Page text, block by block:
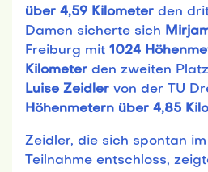
über 4,59 Kilometer den
Damen sicherte sich
Freiburg mit 1024
Kilometer den zweiten
Luise Zeidler von der TU
Höhenmetern über 4,85
Zeidler, die sich spontan
Teilnahme entschloss,